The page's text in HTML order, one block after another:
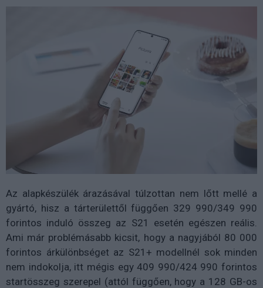
Az alapkészülék árazásával túlzottan nem lőtt mellé a
gyártó, hisz a tárterülettől függően 329 990/349 990
forintos induló összeg az S21 esetén egészen reális.
Ami már problémásabb kicsit, hogy a nagyjából 80 000
forintos árkülönbséget az S21+ modellnél sok minden
nem indokolja, itt mégis egy 409 990/424 990 forintos
startösszeg szerepel (attól függően, hogy a 128 GB-os